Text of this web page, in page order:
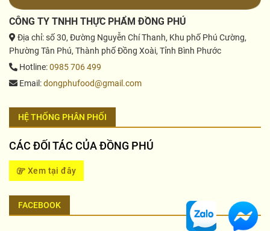
CÔNG TY TNHH THỰC PHẨM ĐỒNG PHÚ
Địa chỉ: số 30, Đường Nguyễn Chí Thanh, Khu phố Phú Cường,
Phường Tân Phú, Thành phố Đồng Xoài, Tỉnh Bình Phước
Hotline:0985 706 499
Email :dongphufood@gmail.com
HỆ THỐNG PHÂN PHỐI
CÁC ĐỐI TÁC CỦA ĐỒNG PHÚ
Xem tại đây
FACEBOOK